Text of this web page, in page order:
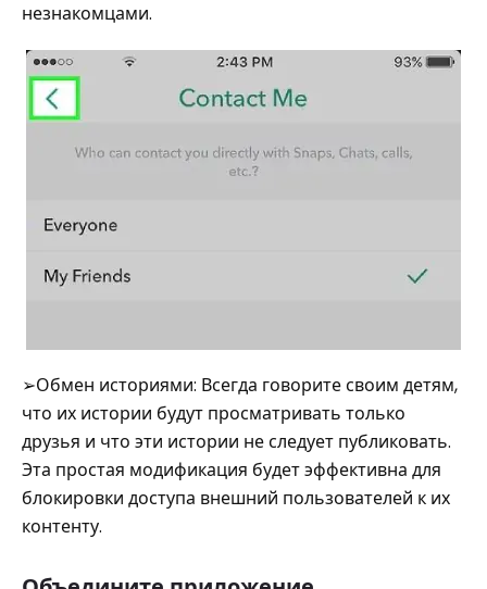
незнакомцами.
➢Обмен историями: Всегда говорите своим детям,
что их истории будут просматривать только
друзья и что эти истории не следует публиковать.
Эта простая модификация будет эффективна для
блокировки доступа внешний пользователей к их
контенту.